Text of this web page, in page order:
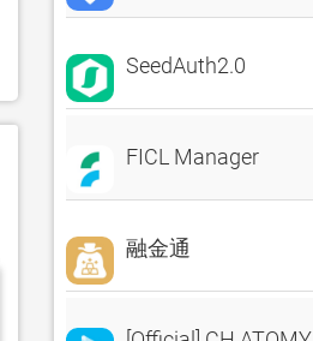
SeedAuth2.0
FICL Manager
融金通